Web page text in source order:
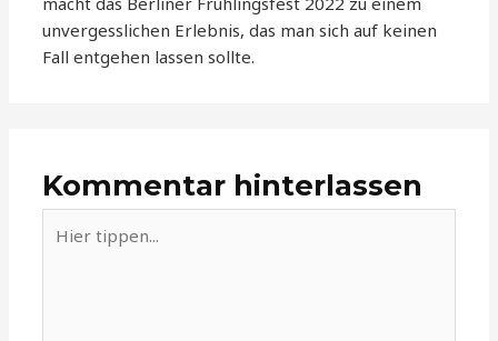
unvergesslichen Erlebnis, das man sich auf keinen
Fall entgehen lassen sollte.
Kommentar hinterlassen
tippen...